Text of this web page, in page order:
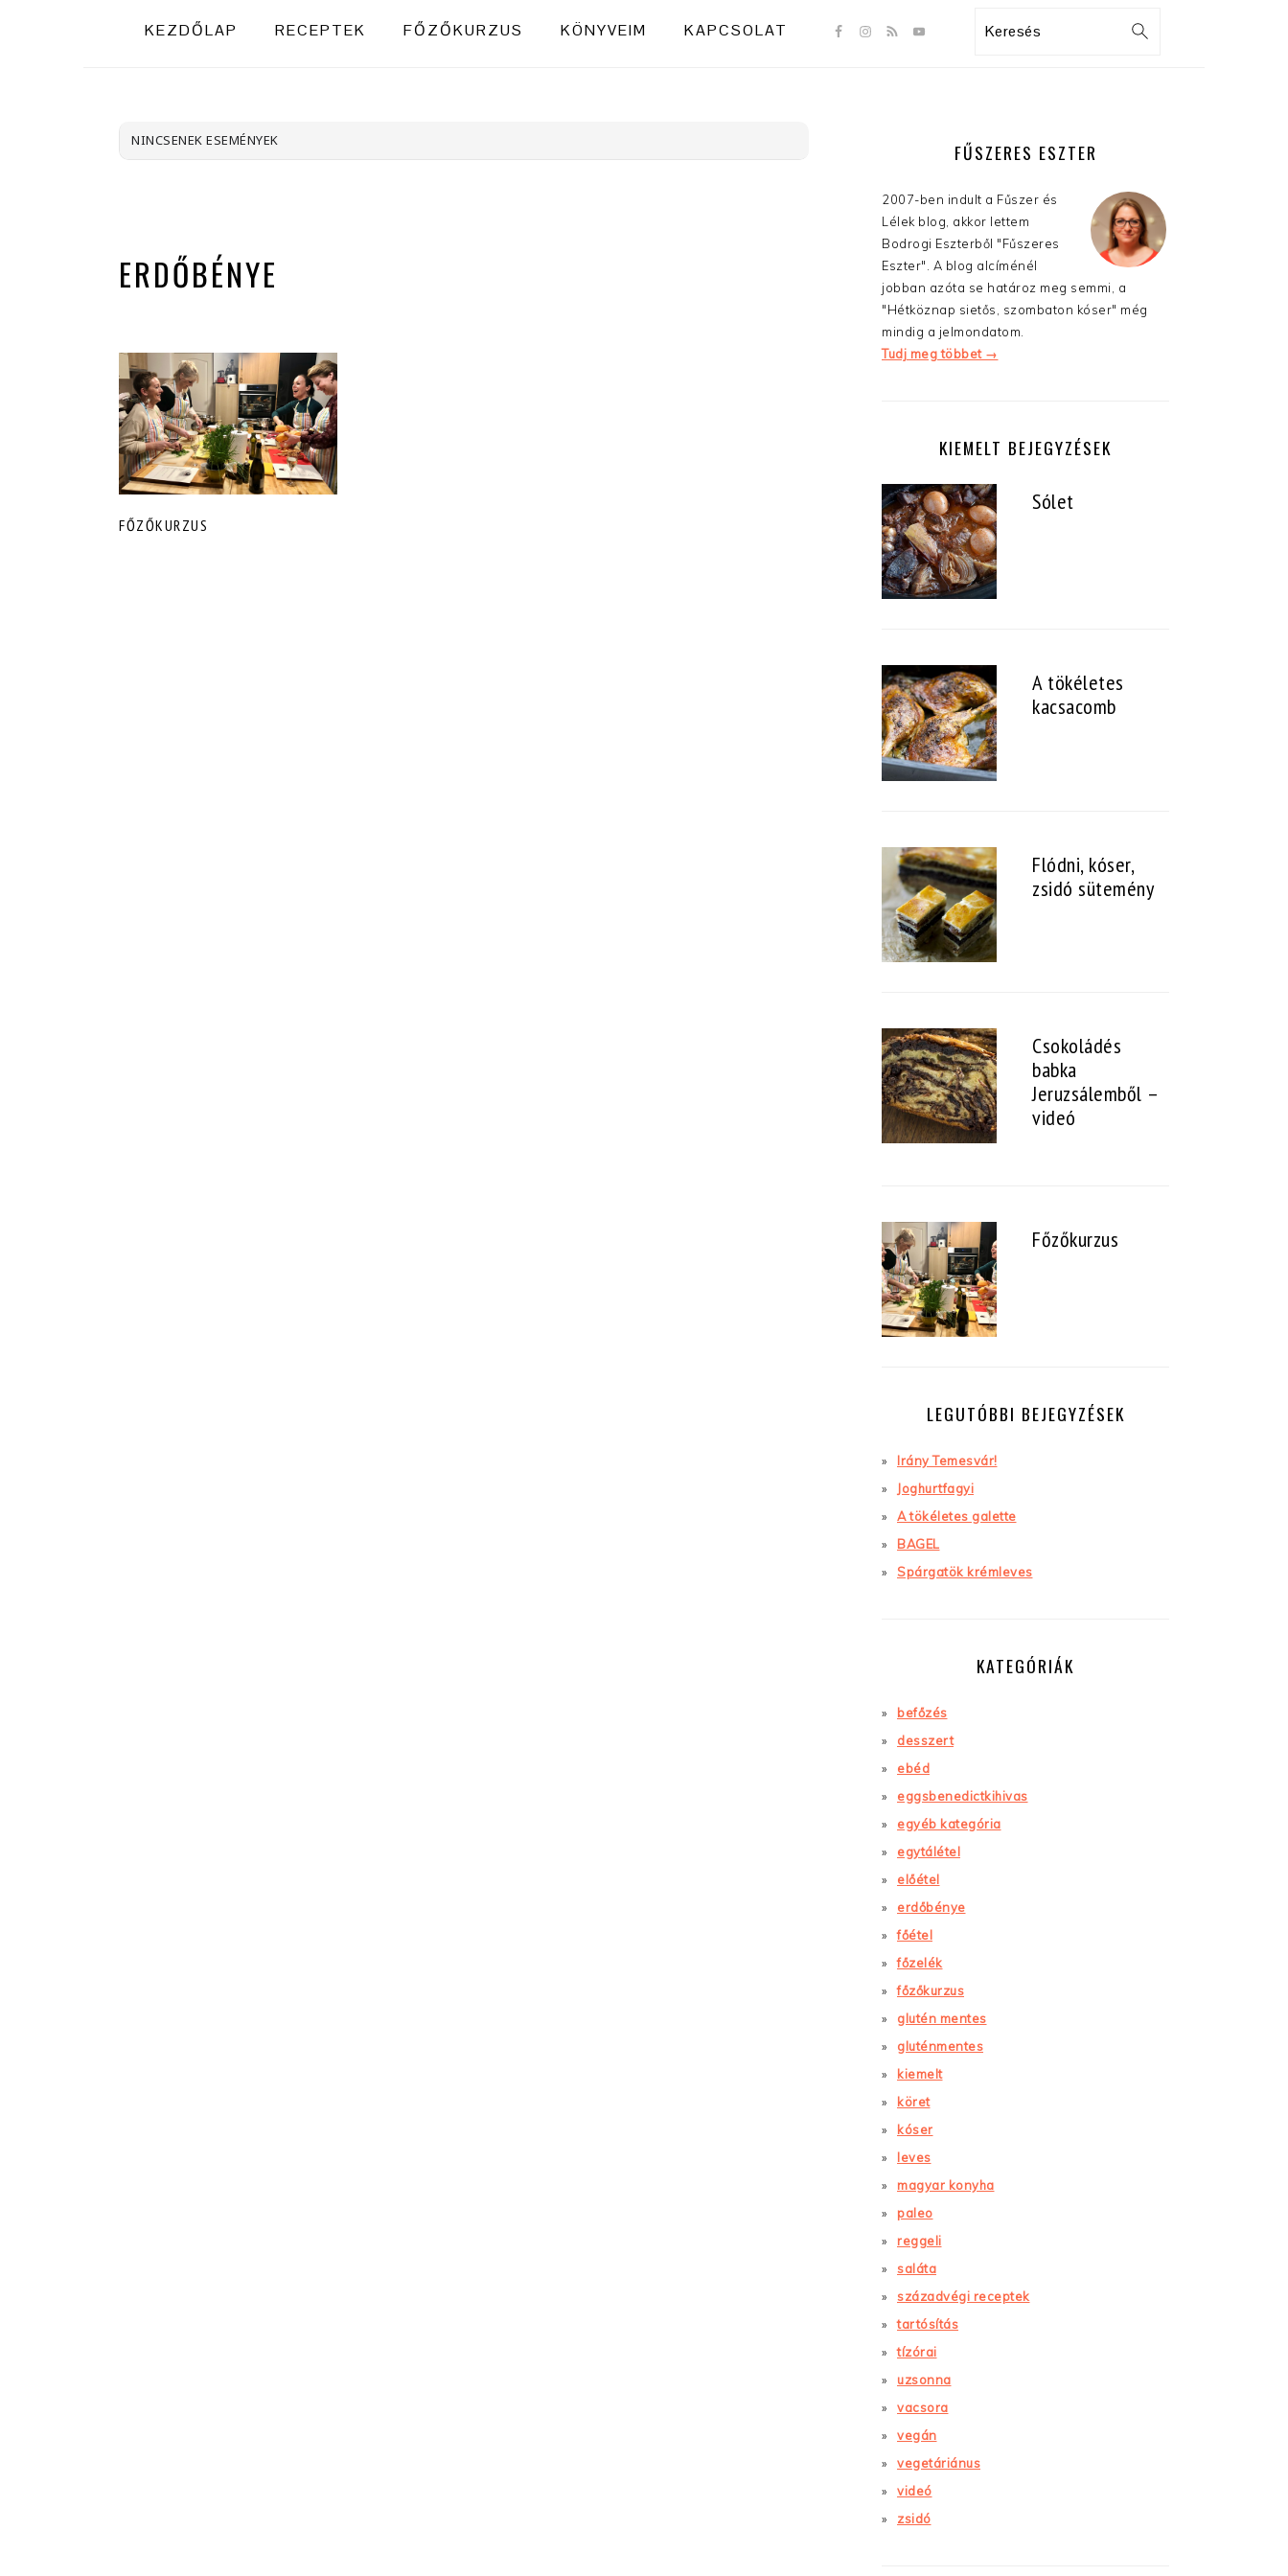
KEZDŐLAP RECEPTEK FŐZŐKURZUS KÖNYVEIM KAPCSOLAT
NAVIGATION
Search
NINCSENEK ESEMÉNYEK
ERDŐBÉNYE
FŐZŐKURZUS
OLDALSÁVFŰSZERES ESZTER
2007-ben indult a Fűszer és
Lélek blog, akkor lettem
Bodrogi Eszterből "Fűszeres
Eszter". A blog alcíménél
jobban azóta se határoz meg semmi, a
"Hétköznap sietős, szombaton kóser" még
mindig a jelmondatom.
Tudj meg többet →
KIEMELT BEJEGYZÉSEK
Sólet
A tökéletes
kacsacomb
Flódni, kóser,
zsidó sütemény
Csokoládés
babka
Jeruzsálemből –
videó
Főzőkurzus
LEGUTÓBBI BEJEGYZÉSEK
Irány Temesvár!
Joghurtfagyi
A tökéletes galette
BAGEL
Spárgatök krémleves
KATEGÓRIÁK
befőzés
desszert
ebéd
eggsbenedictkihivas
egyéb kategória
egytálétel
előétel
erdőbénye
főétel
főzelék
főzőkurzus
glutén mentes
gluténmentes
kiemelt
köret
kóser
leves
magyar konyha
paleo
reggeli
saláta
századvégi receptek
tartósítás
tízórai
uzsonna
vacsora
vegán
vegetáriánus
videó
zsidó